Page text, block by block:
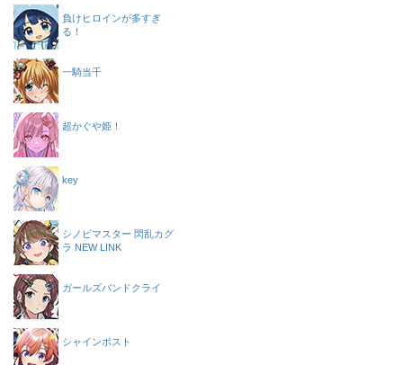
負けヒロインが多すぎ
る！
一騎当千
超かぐや姫！
key
シノビマスター 閃乱カグ
ラ NEW LINK
ガールズバンドクライ
シャインポスト